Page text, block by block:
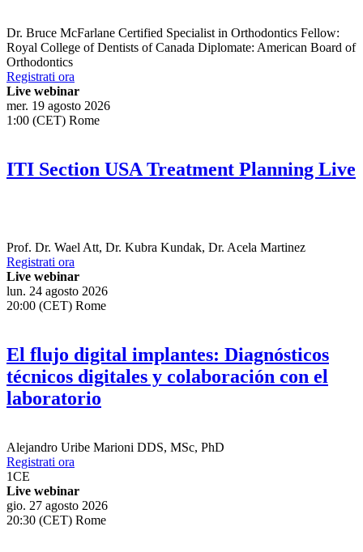
Dr. Bruce McFarlane Certified Specialist in Orthodontics Fellow:
Royal College of Dentists of Canada Diplomate: American Board of
Orthodontics
Registrati ora
Live webinar
mer. 19 agosto 2026
1:00 (CET) Rome
ITI Section USA Treatment Planning Live
Prof. Dr. Wael Att, Dr. Kubra Kundak, Dr. Acela Martinez
Registrati ora
Live webinar
lun. 24 agosto 2026
20:00 (CET) Rome
El flujo digital implantes: Diagnósticos
técnicos digitales y colaboración con el
laboratorio
Alejandro Uribe Marioni DDS, MSc, PhD
Registrati ora
1CE
Live webinar
gio. 27 agosto 2026
20:30 (CET) Rome